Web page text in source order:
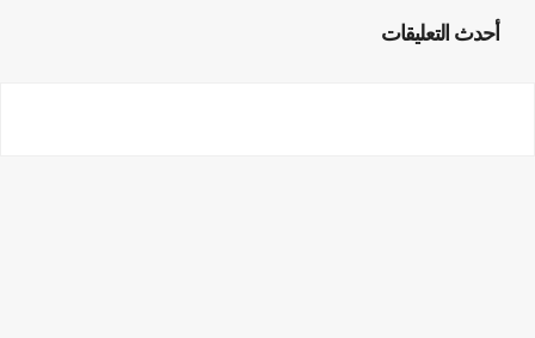
أحدث التعليقات